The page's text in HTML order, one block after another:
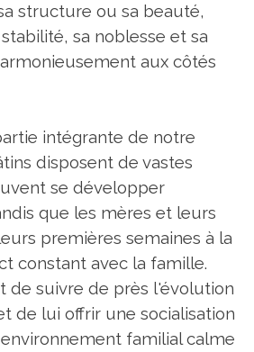
structure ou sa beauté,
sa noblesse et sa
aux côtés
intégrante de notre
disposent de vastes
se développer
que les mères et leurs
premières semaines à la
constant avec la famille.
de suivre de près l'évolution
de lui offrir une socialisation
familial calme